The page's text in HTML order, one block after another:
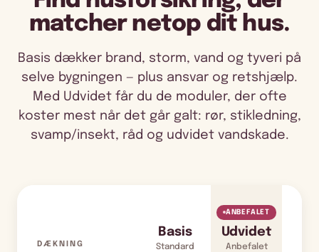
matcher netop dit hus.
Basis dækker brand, storm, vand og tyveri på
selve bygningen — plus ansvar og retshjælp.
Med Udvidet får du de moduler, der ofte
koster mest når det går galt: rør, stikledning,
svamp/insekt, råd og udvidet vandskade.
DÆKNING
Basis
Standard
ANBEFALET
Udvidet
Anbefalet